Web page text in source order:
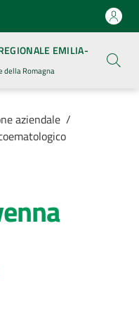
EMILIA-
della Romagna
aziendale /